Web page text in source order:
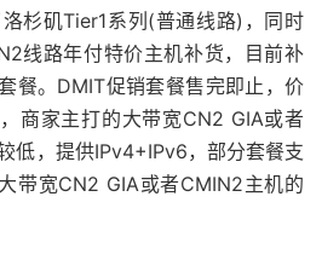
杉矶Tier1系列(普通线路)，同时
线路年付特价主机补货，目前补
餐。DMIT促销套餐售完即止，价
商家主打的大带宽CN2 GIA或者
低，提供IPv4+IPv6，部分套餐支
带宽CN2 GIA或者CMIN2主机的